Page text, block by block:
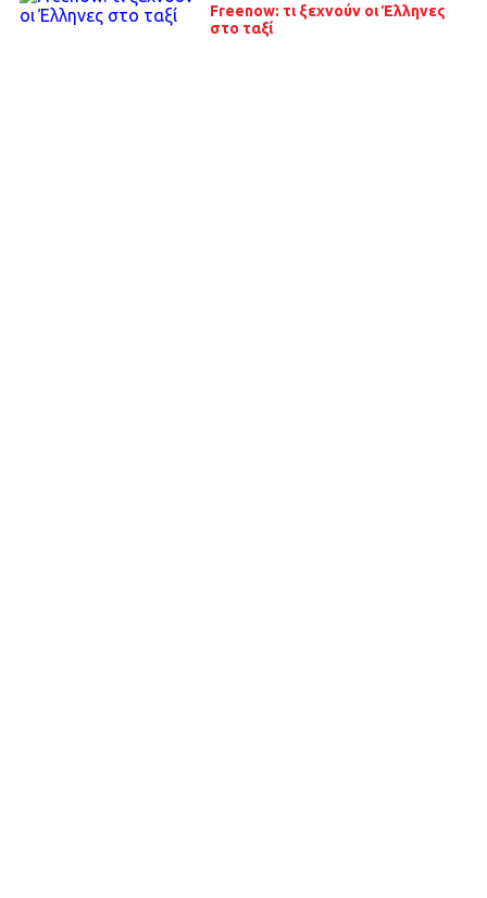
Freenow: τι ξεχνούν οι Έλληνες
στο ταξί